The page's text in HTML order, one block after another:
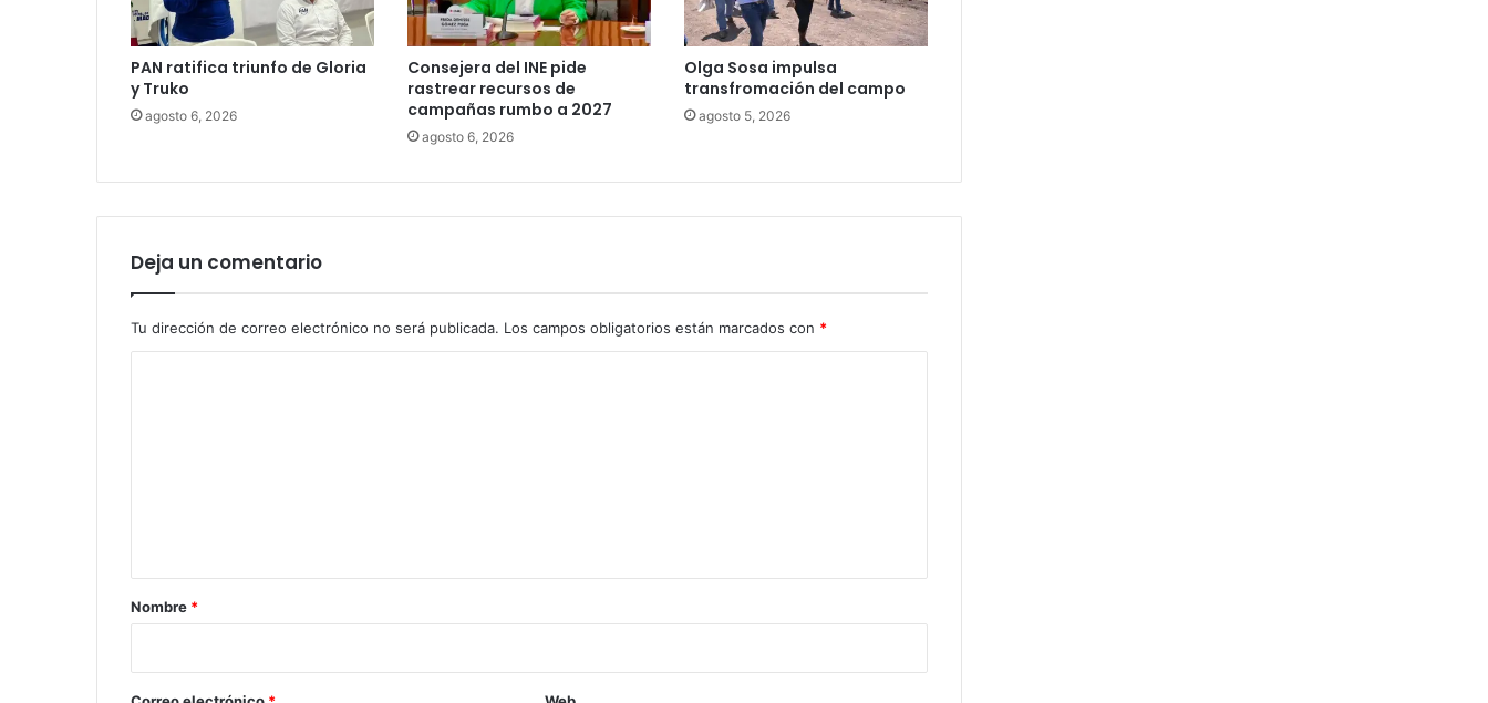
PAN ratifica triunfo de Gloria
y Truko
agosto 6, 2026
Consejera del INE pide
rastrear recursos de
campañas rumbo a 2027
agosto 6, 2026
Olga Sosa impulsa
transfromación del campo
agosto 5, 2026
Deja un comentario
Tu dirección de correo electrónico no será publicada. Los campos obligatorios están marcados con *
rNombre *